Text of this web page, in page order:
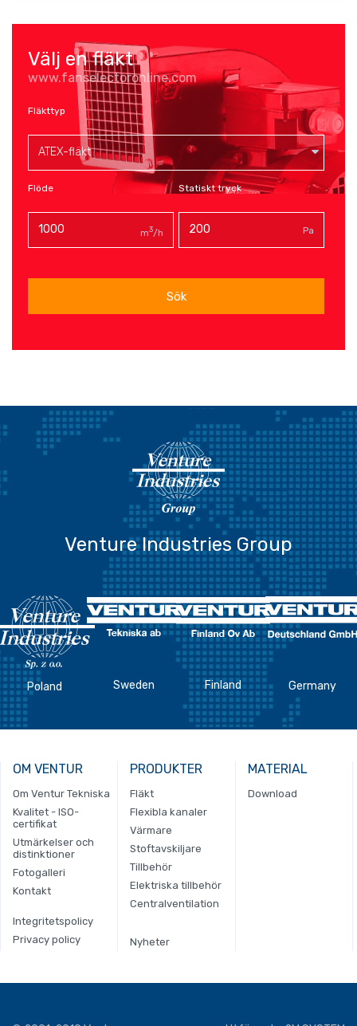
Välj en fläkt
www.fanselectoronline.com
Fläkttyp
ATEX-fläkt
Flöde
m3/h
Statiskt tryck
Pa
Sök
Venture Industries Group
Poland Sweden Finland Germany
OM VENTUR
Om Ventur Tekniska
Kvalitet - ISO-
certifikat
Utmärkelser och
distinktioner
Fotogalleri
Kontakt
Integritetspolicy
Privacy policy
PRODUKTER
Fläkt
Flexibla kanaler
Värmare
Stoftavskiljare
Tillbehör
Elektriska tillbehör
Centralventilation
Nyheter
MATERIAL
Download